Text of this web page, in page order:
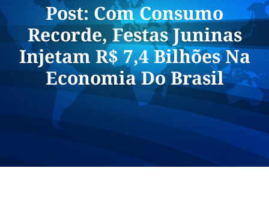
Post: Com Consumo
Recorde, Festas Juninas
Injetam R$ 7,4 Bilhões Na
Economia Do Brasil